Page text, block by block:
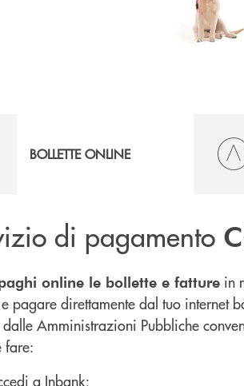
BOLLETTE ONLINE
di pagamento
online le bollette e fatture in
pagare direttamente dal tuo internet
Amministrazioni Pubbliche
fare:
a Inbank;